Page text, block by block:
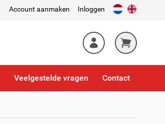
Account aanmaken Inloggen
Veelgestelde vragen Contact